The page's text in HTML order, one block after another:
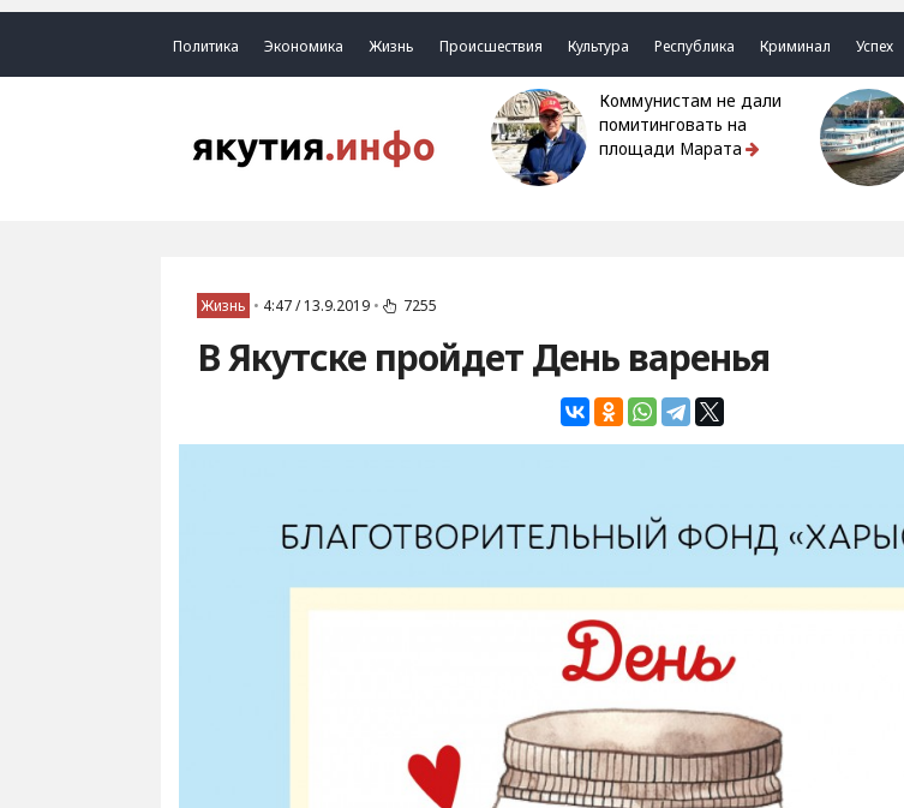
Политика Экономика Жизнь Происшествия Культура Республика Криминал Успех
Коммунистам не дали
помитинговать на
площади Марата
Жизнь • 4:47 / 13.9.2019 • 7255
В Якутске пройдет День варенья